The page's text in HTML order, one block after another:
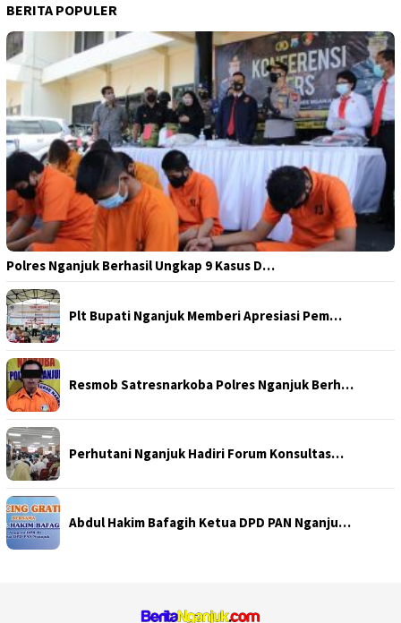
BERITA POPULER
Polres Nganjuk Berhasil Ungkap 9 Kasus D…
Plt Bupati Nganjuk Memberi Apresiasi Pem…
Resmob Satresnarkoba Polres Nganjuk Berh…
Perhutani Nganjuk Hadiri Forum Konsultas…
Abdul Hakim Bafagih Ketua DPD PAN Nganju…